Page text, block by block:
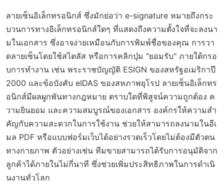
ลายเซ็นอิเล็กทรอนิกส์ ซึ่งมักย่อว่า e-signature หมายถึงกระ
บวนการทางอิเล็กทรอนิกส์ใดๆ ที่แสดงถึงความตั้งใจที่จะลงนา
มในเอกสาร ซึ่งอาจง่ายเหมือนกับการพิมพ์ชื่อของคุณ การวา
ดลายเซ็นโดยใช้สไตลัส หรือการคลิกปุ่ม "ยอมรับ" ภายใต้กรอ
บการทำงาน เช่น พระราชบัญญัติ ESIGN ของสหรัฐอเมริกาปี
2000 และข้อบังคับ eIDAS ของสหภาพยุโรป ลายเซ็นอิเล็กทร
อนิกส์มีผลผูกพันทางกฎหมาย ตราบใดที่พิสูจน์ความถูกต้อง ค
วามยินยอม และความสมบูรณ์ของเอกสาร องค์กรให้ความสำ
คัญกับความสะดวกในการใช้งาน ช่วยให้สามารถลงนามในอีเ
มล PDF หรือแบบฟอร์มเว็บได้อย่างรวดเร็วโดยไม่ต้องมีตัวตน
ทางกายภาพ ตัวอย่างเช่น ทีมขายสามารถได้รับการอนุมัติจาก
ลูกค้าได้ภายในไม่กี่นาที ซึ่งช่วยเพิ่มประสิทธิภาพในการดำเนิ
นงานทั่วโลก